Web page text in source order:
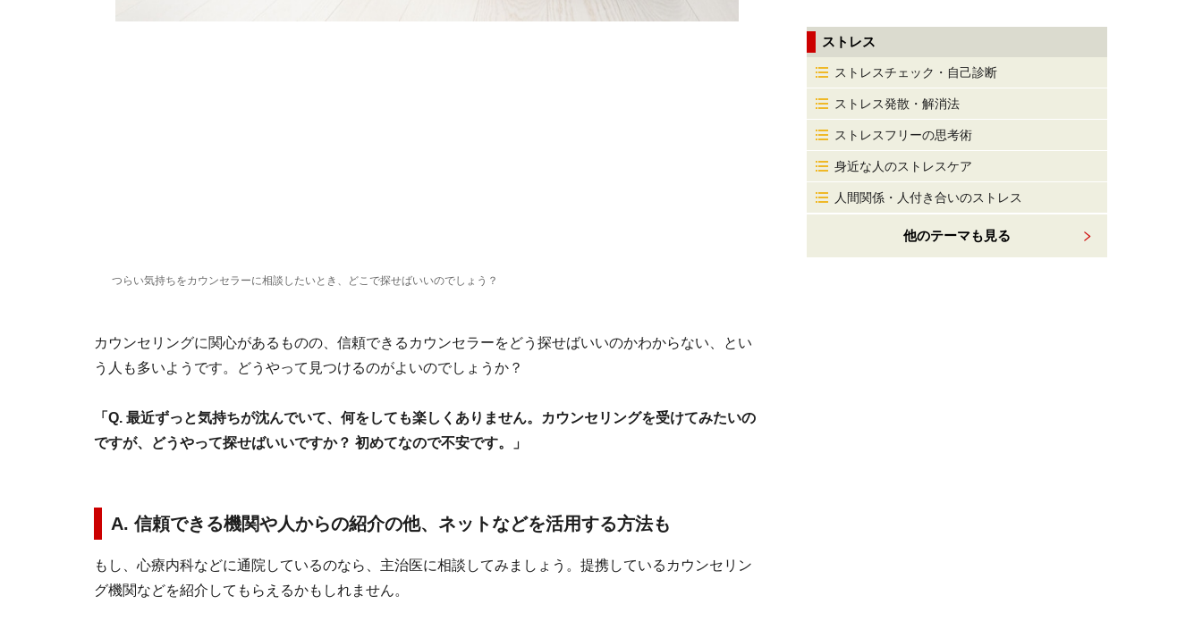
つらい気持ちをカウンセラーに相談したいとき、どこで探せばいいのでしょう？
カウンセリングに関心があるものの、信頼できるカウンセラーをどう探せばいいのかわからない、とい
う人も多いようです。どうやって見つけるのがよいのでしょうか？
「Q. 最近ずっと気持ちが沈んでいて、何をしても楽しくありません。カウンセリングを受けてみたいの
ですが、どうやって探せばいいですか？ 初めてなので不安です。」
A. 信頼できる機関や人からの紹介の他、ネットなどを活用する方法も
もし、心療内科などに通院しているのなら、主治医に相談してみましょう。提携しているカウンセリン
グ機関などを紹介してもらえるかもしれません。
ストレス
ストレスチェック・自己診断
ストレス発散・解消法
ストレスフリーの思考術
身近な人のストレスケア
人間関係・人付き合いのストレス
他のテーマも見る